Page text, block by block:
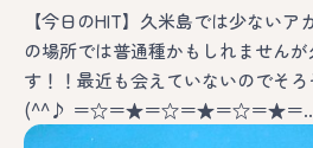
【今日のHIT】久米島では少ない
の場所では普通種かもしれません
す！！最近も会えていないのでそ
(^^♪ ＝☆＝★＝☆＝★＝☆＝★＝